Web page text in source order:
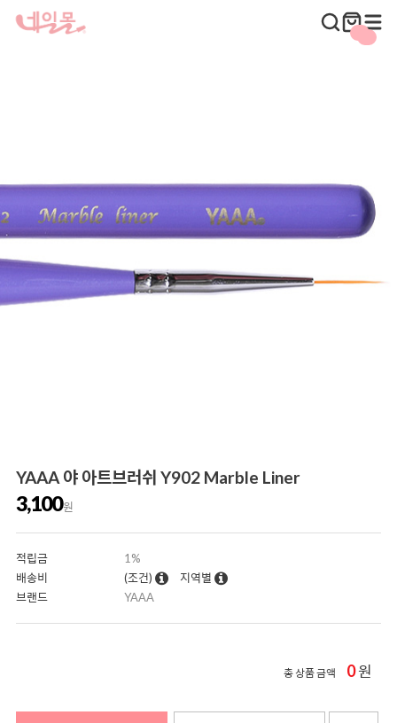
YAAA 야 아트브러쉬 Y902 Marble Liner
3,100원
적립금
1%
배송비
(조건)
지역별
브랜드
YAAA
총 상품 금액 0원